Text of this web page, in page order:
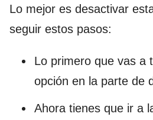
Lo mejor es desactivar
seguir estos pasos:
Lo primero que vas a
opción en la parte de
Ahora tienes que ir a